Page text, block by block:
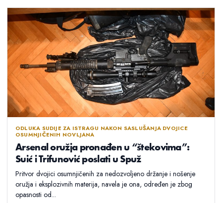
ODLUKA SUDIJE ZA ISTRAGU NAKON SASLUŠANJA DVOJICE
OSUMNJIČENIH NOVLJANA
Arsenal oružja pronađen u “štekovima”:
Suić i Trifunović poslati u Spuž
Pritvor dvojici osumnjičenih za nedozvoljeno držanje i nošenje
oružja i eksplozivnih materija, navela je ona, određen je zbog
opasnosti od...